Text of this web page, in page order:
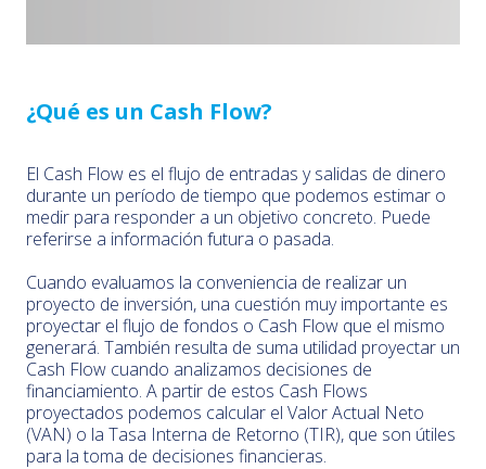
¿Qué es un Cash Flow?
El Cash Flow es el flujo de entradas y salidas de dinero
durante un período de tiempo que podemos estimar o
medir para responder a un objetivo concreto. Puede
referirse a información futura o pasada.
Cuando evaluamos la conveniencia de realizar un
proyecto de inversión, una cuestión muy importante es
proyectar el flujo de fondos o Cash Flow que el mismo
generará. También resulta de suma utilidad proyectar un
Cash Flow cuando analizamos decisiones de
financiamiento. A partir de estos Cash Flows
proyectados podemos calcular el Valor Actual Neto
(VAN) o la Tasa Interna de Retorno (TIR), que son útiles
para la toma de decisiones financieras.